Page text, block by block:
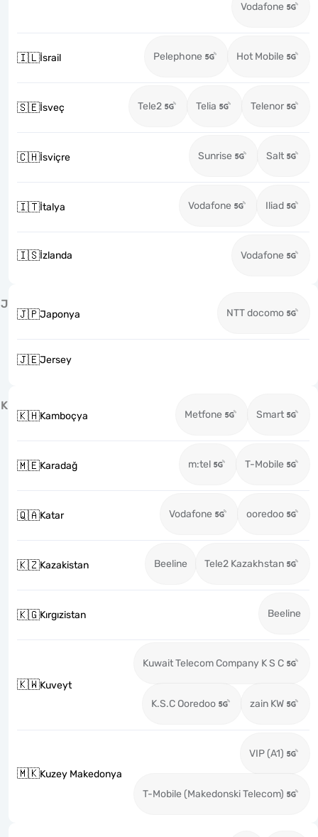
Vodafone
🇮🇱İsrail Pelephone Hot Mobile
🇸🇪İsveç Tele2 Telia Telenor
🇨🇭İsviçre Sunrise Salt
🇮🇹İtalya Vodafone Iliad
🇮🇸İzlanda Vodafone
J
🇯🇵Japonya NTT docomo
🇯🇪Jersey
K
🇰🇭Kamboçya Metfone Smart
🇲🇪Karadağ m:tel T-Mobile
🇶🇦Katar Vodafone ooredoo
🇰🇿Kazakistan Beeline Tele2 Kazakhstan
🇰🇬Kırgızistan Beeline
🇰🇼Kuveyt
Kuwait Telecom Company K S C
K.S.C Ooredoo zain KW
🇲🇰Kuzey Makedonya
VIP (A1)
T-Mobile (Makedonski Telecom)